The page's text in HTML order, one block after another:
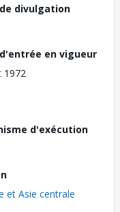
divulgation
en vigueur
1972
d'exécution
et Asie centrale